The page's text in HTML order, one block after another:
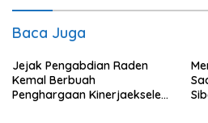
Baca Juga
Jejak Pengabdian Raden
Kemal Berbuah
Penghargaan Kinerjaekselen